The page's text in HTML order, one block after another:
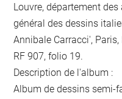
Louvre, département
général des dessins
Annibale Carracci',
RF 907, folio 19.
Description de l'album :
Album de dessins semi-